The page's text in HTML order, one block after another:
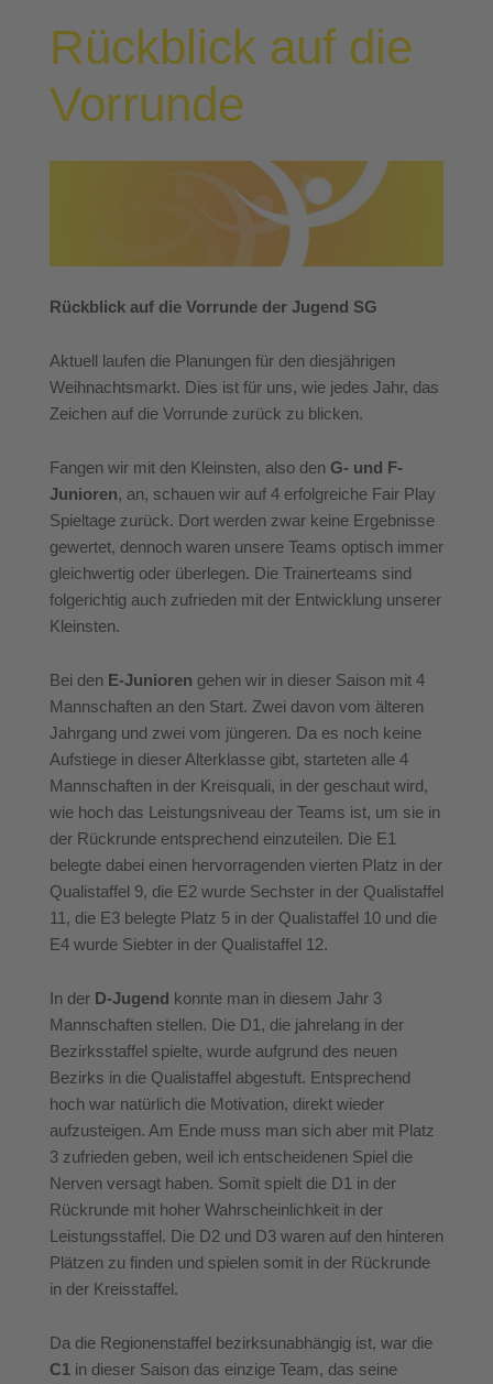
Rückblick auf die
Vorrunde
Rückblick auf die Vorrunde der Jugend SG
Aktuell laufen die Planungen für den diesjährigen
Weihnachtsmarkt. Dies ist für uns, wie jedes Jahr, das
Zeichen auf die Vorrunde zurück zu blicken.
Fangen wir mit den Kleinsten, also den G- und F-
Junioren, an, schauen wir auf 4 erfolgreiche Fair Play
Spieltage zurück. Dort werden zwar keine Ergebnisse
gewertet, dennoch waren unsere Teams optisch immer
gleichwertig oder überlegen. Die Trainerteams sind
folgerichtig auch zufrieden mit der Entwicklung unserer
Kleinsten.
Bei den E-Junioren gehen wir in dieser Saison mit 4
Mannschaften an den Start. Zwei davon vom älteren
Jahrgang und zwei vom jüngeren. Da es noch keine
Aufstiege in dieser Alterklasse gibt, starteten alle 4
Mannschaften in der Kreisquali, in der geschaut wird,
wie hoch das Leistungsniveau der Teams ist, um sie in
der Rückrunde entsprechend einzuteilen. Die E1
belegte dabei einen hervorragenden vierten Platz in der
Qualistaffel 9, die E2 wurde Sechster in der Qualistaffel
11, die E3 belegte Platz 5 in der Qualistaffel 10 und die
E4 wurde Siebter in der Qualistaffel 12.
In der D-Jugend konnte man in diesem Jahr 3
Mannschaften stellen. Die D1, die jahrelang in der
Bezirksstaffel spielte, wurde aufgrund des neuen
Bezirks in die Qualistaffel abgestuft. Entsprechend
hoch war natürlich die Motivation, direkt wieder
aufzusteigen. Am Ende muss man sich aber mit Platz
3 zufrieden geben, weil ich entscheidenen Spiel die
Nerven versagt haben. Somit spielt die D1 in der
Rückrunde mit hoher Wahrscheinlichkeit in der
Leistungsstaffel. Die D2 und D3 waren auf den hinteren
Plätzen zu finden und spielen somit in der Rückrunde
in der Kreisstaffel.
Da die Regionenstaffel bezirksunabhängig ist, war die
C1 in dieser Saison das einzige Team, das seine